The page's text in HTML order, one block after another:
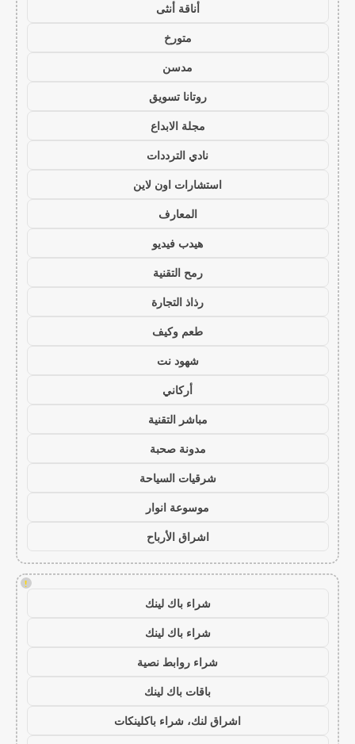
أناقة أنثى
متورخ
مدسن
روتانا تسويق
مجلة الابداع
نادي الترددات
استشارات اون لاين
المعارف
هيدب فيديو
رمح التقنية
رذاذ التجارة
طعم وكيف
شهود نت
أركاني
مباشر التقنية
مدونة صحبة
شرقيات السياحة
موسوعة انوار
اشراق الأرباح
!
شراء باك لينك
شراء باك لينك
شراء روابط نصية
باقات باك لينك
اشراق لنك، شراء باكلينكات